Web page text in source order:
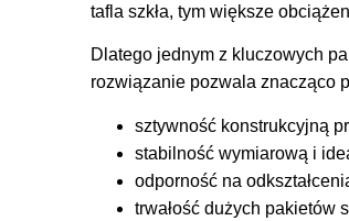
tafla szkła, tym większe
Dlatego jednym z kluczowych
rozwiązanie pozwala znacząco
sztywność konstrukcyjną
stabilność wymiarową i
odporność na
trwałość dużych pakietów